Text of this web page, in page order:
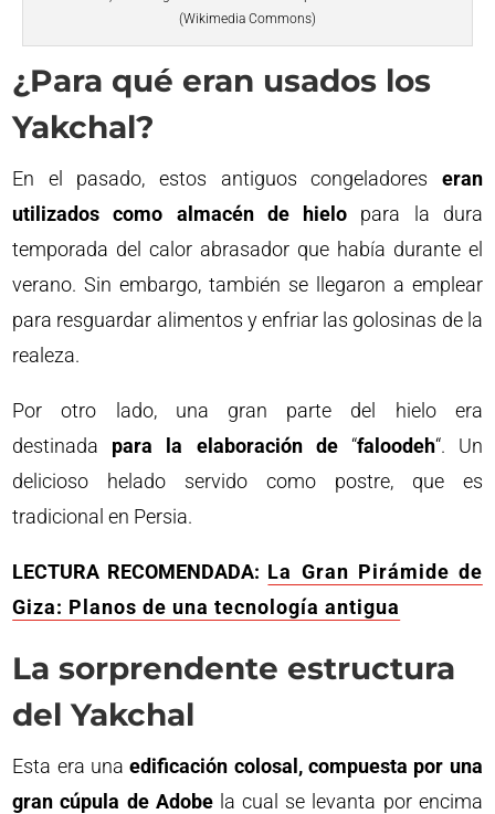
(Wikimedia Commons)
¿Para qué eran usados los
Yakchal?
En el pasado, estos antiguos congeladores eran
utilizados como almacén de hielo para la dura
temporada del calor abrasador que había durante el
verano. Sin embargo, también se llegaron a emplear
para resguardar alimentos y enfriar las golosinas de la
realeza.
Por otro lado, una gran parte del hielo era
destinada para la elaboración de “faloodeh“. Un
delicioso helado servido como postre, que es
tradicional en Persia.
LECTURA RECOMENDADA: La Gran Pirámide de
Giza: Planos de una tecnología antigua
La sorprendente estructura
del Yakchal
Esta era unaedificación colosal, compuesta por una
gran cúpula de Adobela cual se levanta por encima